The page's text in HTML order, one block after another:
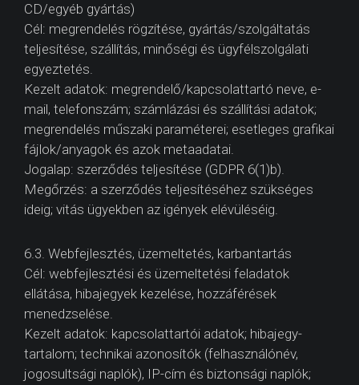
CD/egyéb gyártás)
Cél: megrendelés rögzítése, gyártás/szolgáltatás
teljesítése, szállítás, minőségi és ügyfélszolgálati
egyeztetés.
Kezelt adatok: megrendelő/kapcsolattartó neve, e-
mail, telefonszám; számlázási és szállítási adatok;
megrendelés műszaki paraméterei; esetleges grafikai
fájlok/anyagok és azok metaadatai.
Jogalap: szerződés teljesítése (GDPR 6(1)b).
Megőrzés: a szerződés teljesítéséhez szükséges
ideig; vitás ügyekben az igények elévüléséig.
6.3. Webfejlesztés, üzemeltetés, karbantartás
Cél: webfejlesztési és üzemeltetési feladatok
ellátása, hibajegyek kezelése, hozzáférések
menedzselése.
Kezelt adatok: kapcsolattartói adatok; hibajegy-
tartalom; technikai azonosítók (felhasználónév,
jogosultsági naplók), IP-cím és biztonsági naplók;